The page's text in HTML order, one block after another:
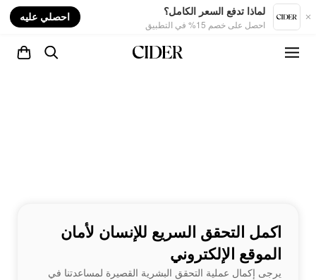
لماذا تدفع السعر الكامل؟
احصل على خصم 15% في التطبيق
احصلي عليه
اكمل التحقق السريع للإنسان لأمان
الموقع الإلكتروني
يرجى إكمال عملية التحقق البشرية القصيرة لمساعدتنا في